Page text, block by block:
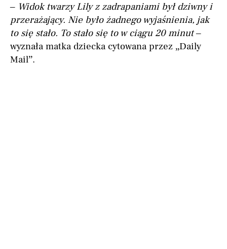
– Widok twarzy Lily z zadrapaniami był dziwny i
przerażający. Nie było żadnego wyjaśnienia, jak
to się stało. To stało się to w ciągu 20 minut –
wyznała matka dziecka cytowana przez „Daily
Mail”.